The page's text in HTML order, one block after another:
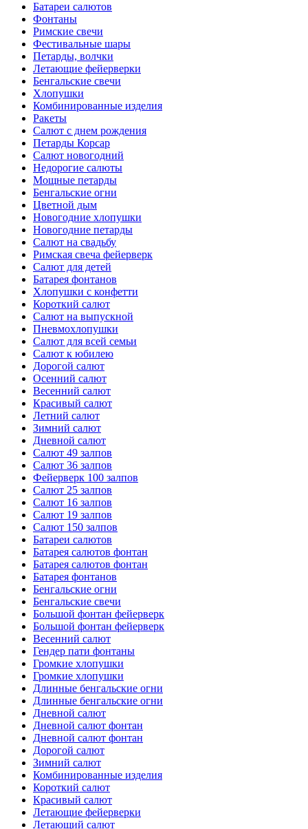
Батареи салютов
Фонтаны
Римские свечи
Фестивальные шары
Петарды, волчки
Летающие фейерверки
Бенгальские свечи
Хлопушки
Комбинированные изделия
Ракеты
Салют с днем рождения
Петарды Корсар
Салют новогодний
Недорогие салюты
Мощные петарды
Бенгальские огни
Цветной дым
Новогодние хлопушки
Новогодние петарды
Салют на свадьбу
Римская свеча фейерверк
Салют для детей
Батарея фонтанов
Хлопушки с конфетти
Короткий салют
Салют на выпускной
Пневмохлопушки
Салют для всей семьи
Салют к юбилею
Дорогой салют
Осенний салют
Весенний салют
Красивый салют
Летний салют
Зимний салют
Дневной салют
Салют 49 залпов
Салют 36 залпов
Фейерверк 100 залпов
Салют 25 залпов
Салют 16 залпов
Салют 19 залпов
Салют 150 залпов
Батареи салютов
Батарея салютов фонтан
Батарея салютов фонтан
Батарея фонтанов
Бенгальские огни
Бенгальские свечи
Большой фонтан фейерверк
Большой фонтан фейерверк
Весенний салют
Гендер пати фонтаны
Громкие хлопушки
Громкие хлопушки
Длинные бенгальские огни
Длинные бенгальские огни
Дневной салют
Дневной салют фонтан
Дневной салют фонтан
Дорогой салют
Зимний салют
Комбинированные изделия
Короткий салют
Красивый салют
Летающие фейерверки
Летающий салют